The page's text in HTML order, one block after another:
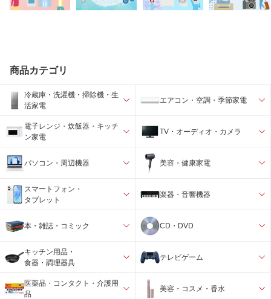
商品カテゴリ
冷蔵庫・洗濯機・掃除機・生
活家電
エアコン・空調・季節家電
電子レンジ・炊飯器・キッチ
ン家電
TV・オーディオ・カメラ
パソコン・周辺機器 美容・健康家電
スマートフォン・
タブレット
楽器・音響機器
本・雑誌・コミック CD・DVD
キッチン用品・
食器・調理器具
テレビゲーム
医薬品・コンタクト・介護用
品
美容・コスメ・香水